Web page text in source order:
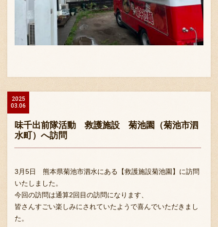
FAX:096-349-2288
2025
03.06
味千出前隊活動 救護施設 菊池園（菊池市泗
水町）へ訪問
3月5日 熊本県菊池市泗水にある【救護施設菊池園】に訪問
いたしました。
今回の訪問は通算2回目の訪問になります、
皆さんすごい楽しみにされていたようで喜んでいただきまし
た。